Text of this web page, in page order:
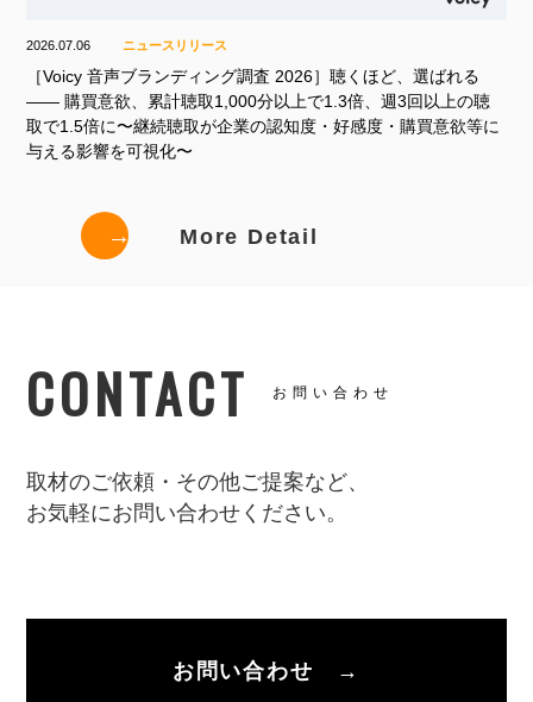
2026.07.06 ニュースリリース
［Voicy 音声ブランディング調査 2026］聴くほど、選ばれる
—— 購買意欲、累計聴取1,000分以上で1.3倍、週3回以上の聴
取で1.5倍に〜継続聴取が企業の認知度・好感度・購買意欲等に
与える影響を可視化〜
→ More Detail
CONTACT お問い合わせ
取材のご依頼・その他ご提案など、
お気軽にお問い合わせください。
お問い合わせ →